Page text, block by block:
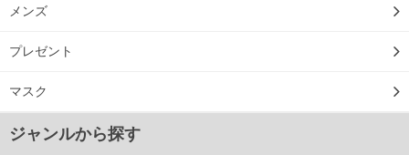
メンズ
プレゼント
マスク
ジャンルから探す